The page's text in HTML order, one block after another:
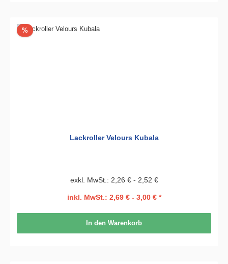
%Rabatt
Lackroller Velours Kubala
exkl. MwSt.: 2,26 € - 2,52 €
inkl. MwSt.: 2,69 € - 3,00 € *
In den Warenkorb